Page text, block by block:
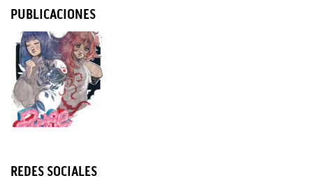
PUBLICACIONES
REDES SOCIALES